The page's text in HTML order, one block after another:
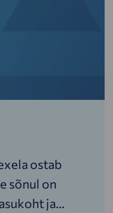
ostab
sõnul on
ja